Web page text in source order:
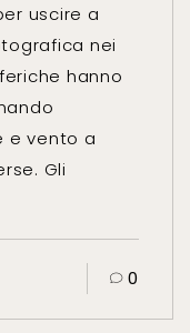
uscire a
nei
hanno
e vento a
Gli
0